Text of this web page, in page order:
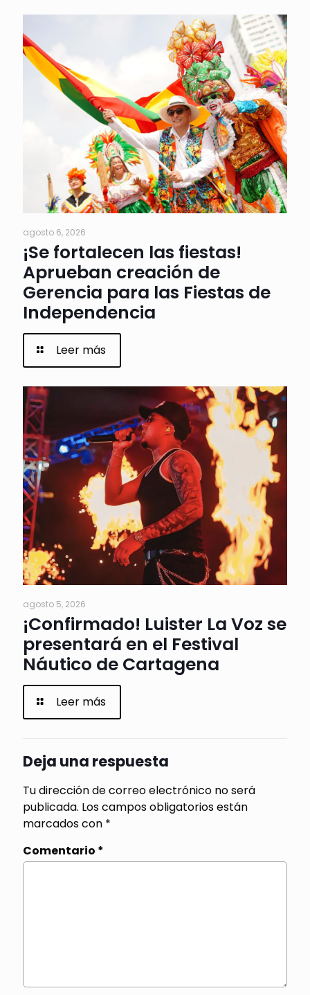
agosto 6, 2026
¡Se fortalecen las fiestas!
Aprueban creación de
Gerencia para las Fiestas de
Independencia
Leer más
agosto 5, 2026
¡Confirmado! Luister La Voz se
presentará en el Festival
Náutico de Cartagena
Leer más
Deja una respuesta
Tu dirección de correo electrónico no será
publicada. Los campos obligatorios están
marcados con *
Comentario *